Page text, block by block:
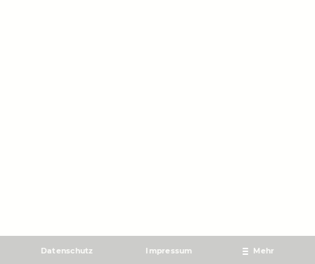
Datenschutz Impressum Mehr